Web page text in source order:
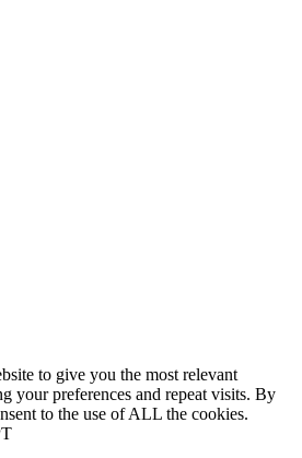
to give you the most relevant
your preferences and repeat visits. By
to the use of ALL the cookies.